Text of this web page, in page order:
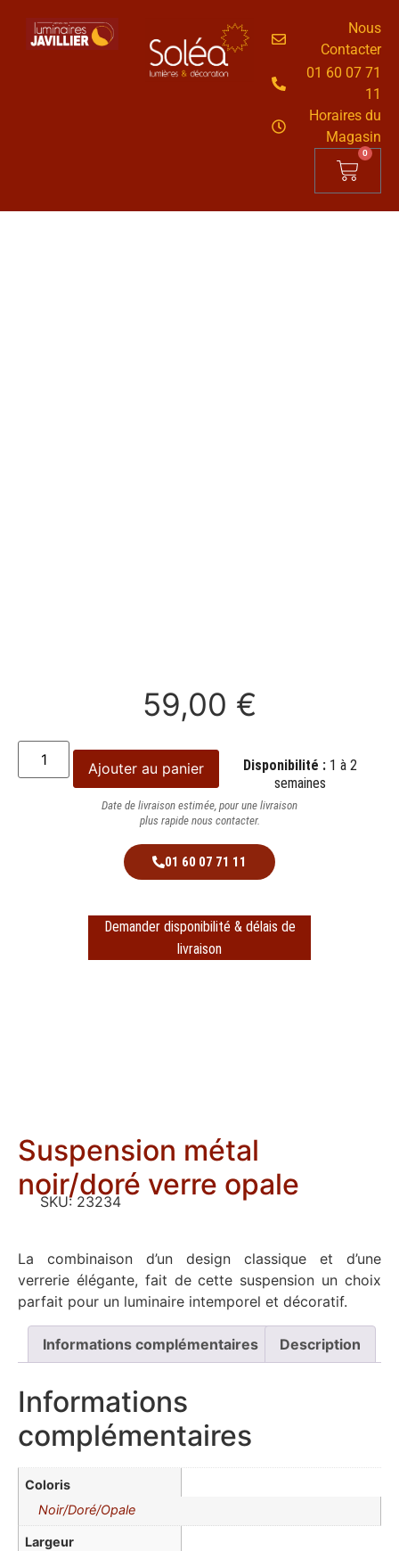
Nous
Contacter
01 60 07 71
11
Horaires du
Magasin
0
59,00 €
Ajouter au panier Disponibilité : 1 à 2
semaines
Date de livraison estimée, pour une livraison
plus rapide nous contacter.
01 60 07 71 11
Demander disponibilité & délais de
livraison
Suspension métal
noir/doré verre opale
SKU: 23234
La combinaison d’un design classique et d’une
verrerie élégante, fait de cette suspension un choix
parfait pour un luminaire intemporel et décoratif.
Informations complémentaires Description
Informations
complémentaires
Coloris
Noir/Doré/Opale
Largeur